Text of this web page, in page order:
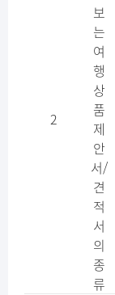
2
보
는
여
행
상
품
제
안
서/
견
적
서
의
종
류